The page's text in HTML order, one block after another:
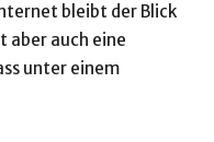
bleibt der Blick
aber auch eine
unter einem